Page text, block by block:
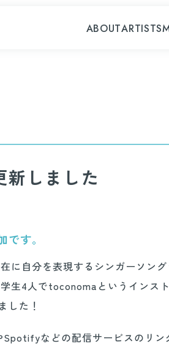
ABOUTARTISTS
新しました
す。
に自分を表現するシンガーソン
生4人でtoconomaというインス
した！
などの配信サービスのリン